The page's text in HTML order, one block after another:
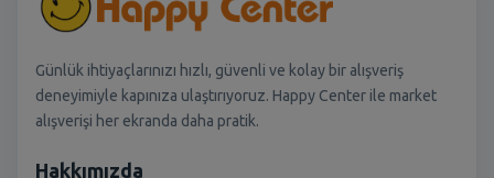
Günlük ihtiyaçlarınızı hızlı, güvenli ve kolay bir alışveriş
deneyimiyle kapınıza ulaştırıyoruz. Happy Center ile market
alışverişi her ekranda daha pratik.
Hakkımızda